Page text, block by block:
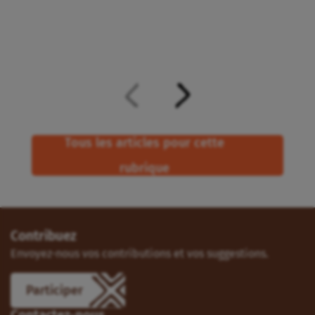
Tous les articles pour cette
rubrique
Contribuez
Envoyez-nous vos contributions et vos suggestions.
Participer